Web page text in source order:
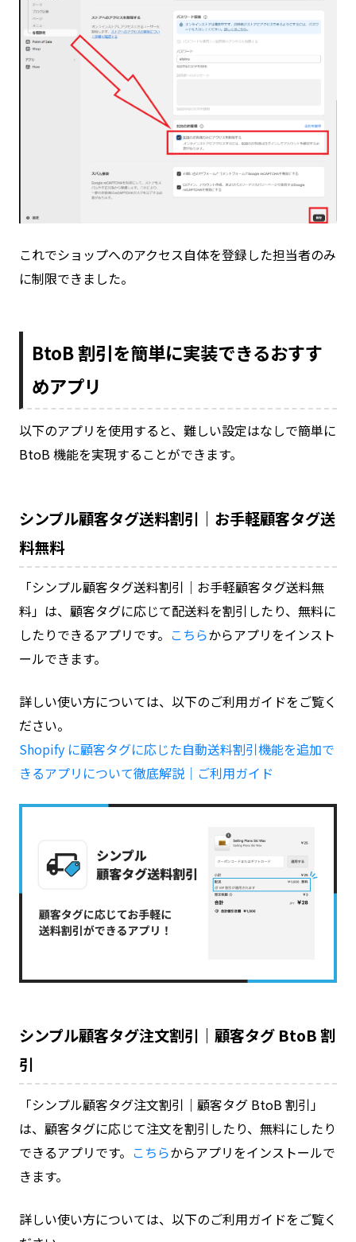
これでショップへのアクセス自体を登録した担当者のみ
に制限できました。
BtoB 割引を簡単に実装できるおすす
めアプリ
以下のアプリを使用すると、難しい設定はなしで簡単に
BtoB 機能を実現することができます。
シンプル顧客タグ送料割引｜お手軽顧客タグ送
料無料
「シンプル顧客タグ送料割引｜お手軽顧客タグ送料無
料」は、顧客タグに応じて配送料を割引したり、無料に
したりできるアプリです。 こちらからアプリをインスト
ールできます。
詳しい使い方については、以下のご利用ガイドをご覧く
ださい。
Shopify に顧客タグに応じた自動送料割引機能を追加で
きるアプリについて徹底解説｜ご利用ガイド
シンプル顧客タグ注文割引｜顧客タグ BtoB 割
引
「シンプル顧客タグ注文割引｜顧客タグ BtoB 割引」
は、顧客タグに応じて注文を割引したり、無料にしたり
できるアプリです。 こちらからアプリをインストールで
きます。
詳しい使い方については、以下のご利用ガイドをご覧く